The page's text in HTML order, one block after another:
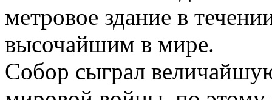
метровое здание в
высочайшим в мире.
Собор сыграл